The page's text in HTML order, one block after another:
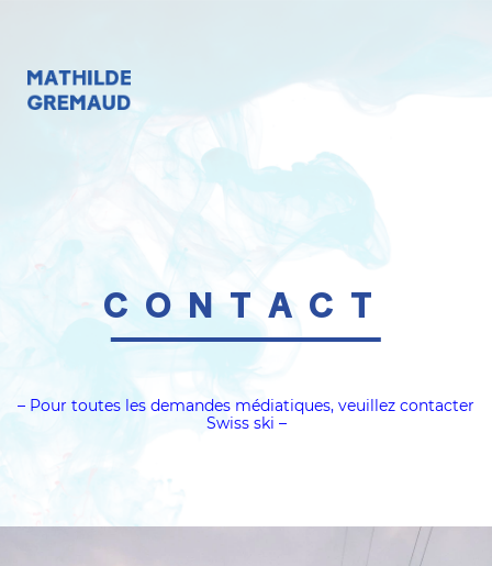
CONTACT
– Pour toutes les demandes médiatiques, veuillez contacter
Swiss ski –